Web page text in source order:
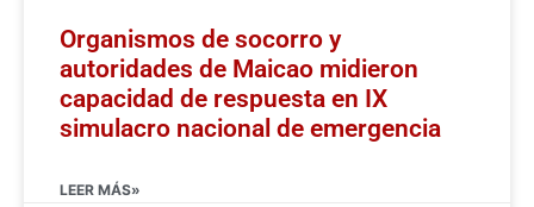
Organismos de socorro y
autoridades de Maicao midieron
capacidad de respuesta en IX
simulacro nacional de emergencia
LEER MÁS»